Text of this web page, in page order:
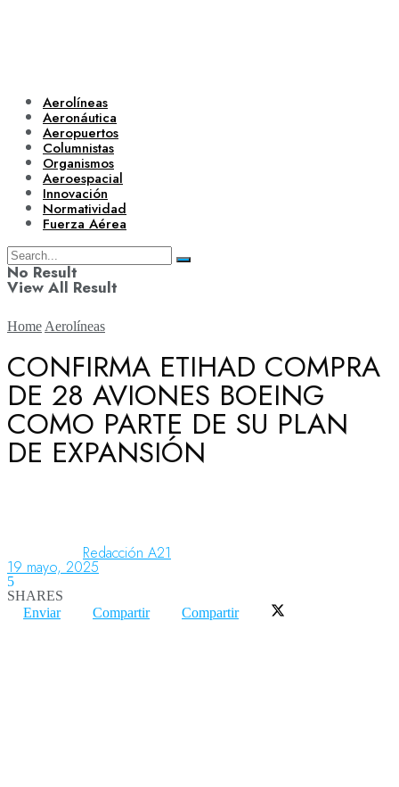
Aerolíneas
Aeronáutica
Aeropuertos
Columnistas
Organismos
Aeroespacial
Innovación
Normatividad
Fuerza Aérea
No Result
View All Result
Aerolíneas
Aeronáutica
Home Aerolíneas
CONFIRMA ETIHAD COMPRA
DE 28 AVIONES BOEING
COMO PARTE DE SU PLAN
DE EXPANSIÓN
Redacción A21
19 mayo, 2025
5
SHARES
Enviar
Compartir Compartir